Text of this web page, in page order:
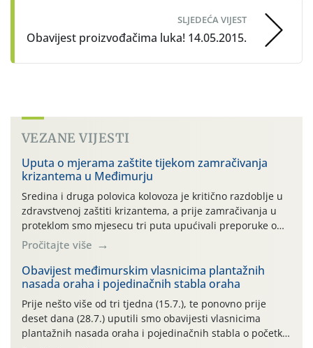
SLJEDEĆA VIJEST
Obavijest proizvođačima luka! 14.05.2015.
VEZANE VIJESTI
Uputa o mjerama zaštite tijekom zamračivanja
krizantema u Međimurju
Sredina i druga polovica kolovoza je kritično razdoblje u
zdravstvenoj zaštiti krizantema, a prije zamračivanja u
proteklom smo mjesecu tri puta upućivali preporuke o
preventivnim mjerama zaštite krizantema od najčešćih
uzročnika bolesti, štetnika i fito-fagnih grinja (23.7., 14.7.,
06.7.)! Na početku ovog mjeseca je zabilježeno je
povijesno i ekstremno vruće meteorološko razdoblje, uz
najviše temperature […]
Pročitajte više
Obavijest međimurskim vlasnicima plantažnih
nasada oraha i pojedinačnih stabla oraha
Prije nešto više od tri tjedna (15.7.), te ponovno prije
deset dana (28.7.) uputili smo obavijesti vlasnicima
plantažnih nasada oraha i pojedinačnih stabla o početku